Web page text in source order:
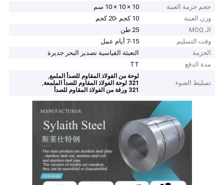
حجم حزمة العينة
10 × 10 × 10 سم
وزن العينة
10 كجم -20 كجم
الـ MOQ
25 طن
وقت التسليم
7-15 أيام عمل
الحزمة
التعبئة القياسية تصدير البحر جديرة
مدة الدفع
TT
تسليط الضوء:
لوحة من الفولاذ المقاوم للصدأ الملمع,
321 لوحة الفولاذ المقاوم للصدأ الملمعة ,
321 ورقة من الفولاذ المقاوم للصدأ